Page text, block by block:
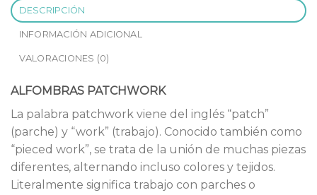
DESCRIPCIÓN
INFORMACIÓN ADICIONAL
VALORACIONES (0)
ALFOMBRAS PATCHWORK
La palabra patchwork viene del inglés “patch”
(parche) y “work” (trabajo). Conocido también como
“pieced work”, se trata de la unión de muchas piezas
diferentes, alternando incluso colores y tejidos.
Literalmente significa trabajo con parches o